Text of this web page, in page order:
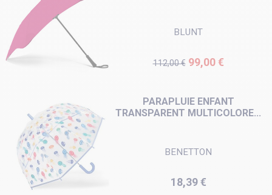
BLUNT
Prix de base
112,00 € Prix
99,00 €
PARAPLUIE ENFANT
TRANSPARENT MULTICOLORE...
BENETTON
Prix
18,39 €